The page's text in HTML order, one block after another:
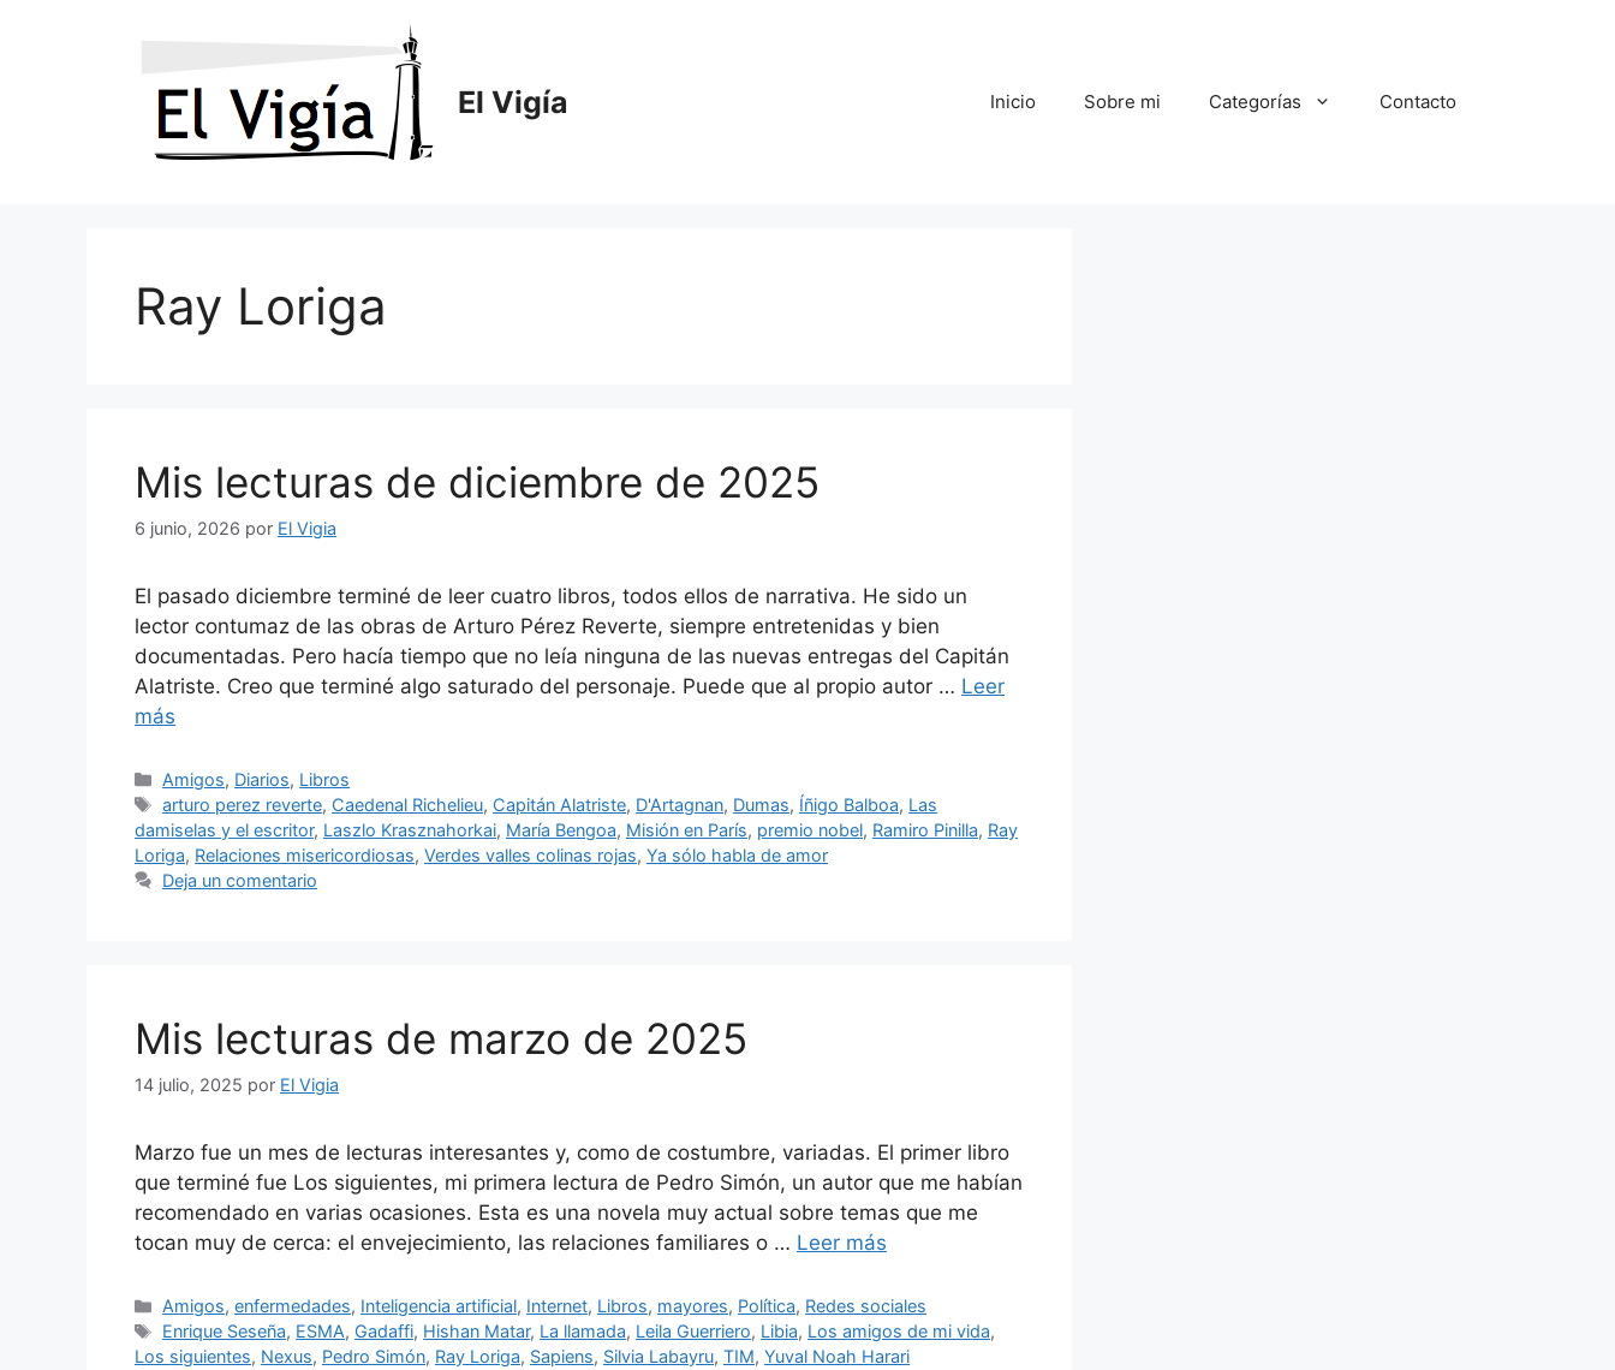
El Vigía Inicio Sobre mi Categorías Contacto
Ray Loriga
Mis lecturas de diciembre de 2025
6 junio, 2026 por El Vigia
El pasado diciembre terminé de leer cuatro libros, todos ellos de narrativa. He sido un
lector contumaz de las obras de Arturo Pérez Reverte, siempre entretenidas y bien
documentadas. Pero hacía tiempo que no leía ninguna de las nuevas entregas del Capitán
Alatriste. Creo que terminé algo saturado del personaje. Puede que al propio autor … Leer
más
Categorías
Amigos, Diarios, Libros
Etiquetas
arturo perez reverte, Caedenal Richelieu, Capitán Alatriste, D'Artagnan, Dumas, Íñigo Balboa, Las
damiselas y el escritor, Laszlo Krasznahorkai, María Bengoa, Misión en París, premio nobel, Ramiro Pinilla, Ray
Loriga, Relaciones misericordiosas, Verdes valles colinas rojas, Ya sólo habla de amor
Deja un comentario
Mis lecturas de marzo de 2025
14 julio, 2025 por El Vigia
Marzo fue un mes de lecturas interesantes y, como de costumbre, variadas. El primer libro
que terminé fue Los siguientes, mi primera lectura de Pedro Simón, un autor que me habían
recomendado en varias ocasiones. Esta es una novela muy actual sobre temas que me
tocan muy de cerca: el envejecimiento, las relaciones familiares o … Leer más
Categorías
Amigos,enfermedades, Inteligencia artificial, Internet, Libros, mayores, Política, Redes sociales
Etiquetas
Enrique Seseña, ESMA, Gadaffi, Hishan Matar, La llamada, Leila Guerriero, Libia, Los amigos de mi vida,
Los siguientes, Nexus, Pedro Simón, Ray Loriga, Sapiens, Silvia Labayru, TIM, Yuval Noah Harari